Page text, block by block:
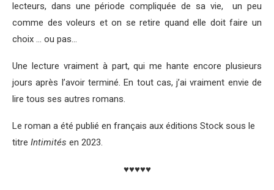
lecteurs, dans une période compliquée de sa vie, un peu
comme des voleurs et on se retire quand elle doit faire un
choix … ou pas…
Une lecture vraiment à part, qui me hante encore plusieurs
jours après l’avoir terminé. En tout cas, j’ai vraiment envie de
lire tous ses autres romans.
Le roman a été publié en français aux éditions Stock sous le
titre Intimités en 2023.
♥♥♥♥♥